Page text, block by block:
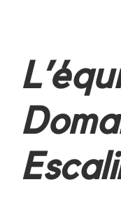
LA BOUTIQUE